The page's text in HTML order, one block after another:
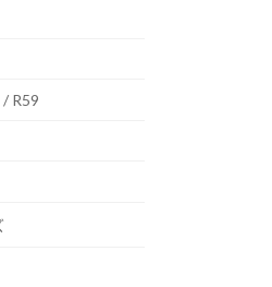
R59